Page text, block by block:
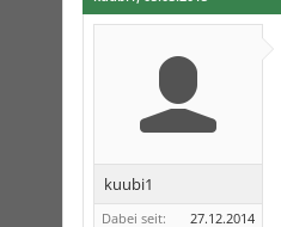
kuubi1
Dabei seit: 27.12.2014